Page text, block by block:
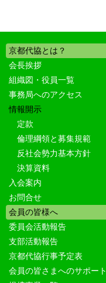
京都代協とは？
会長挨拶
組織図・役員一覧
事務局へのアクセス
情報開示
定款
倫理綱領と募集規範
反社会勢力基本方針
決算資料
入会案内
お問合せ
会員の皆様へ
委員会活動報告
支部活動報告
京都代協行事予定表
会員の皆さまへのサポート